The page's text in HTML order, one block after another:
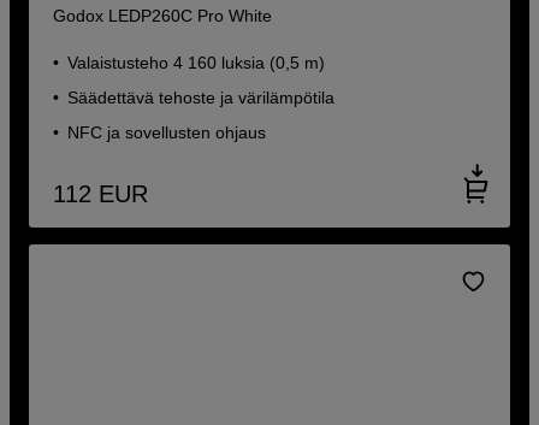
Godox LEDP260C Pro White
Valaistusteho 4 160 luksia (0,5 m)
Säädettävä tehoste ja värilämpötila
NFC ja sovellusten ohjaus
112 EUR